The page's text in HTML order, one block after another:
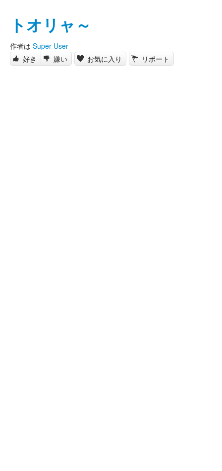
トオリャ～
作者は Super User
好き
嫌い お気に入り リポート